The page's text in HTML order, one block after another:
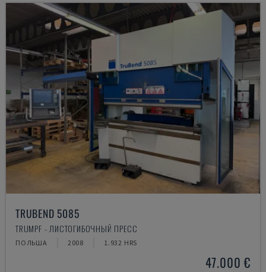
TRUBEND 5085
TRUMPF - ЛИСТОГИБОЧНЫЙ ПРЕСС
ПОЛЬША 2008 1.932 HRS
47.000 €